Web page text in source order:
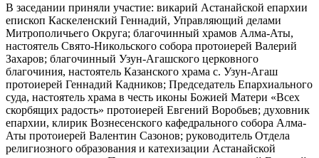
В заседании приняли участие: викарий Астанайской епархии
епископ Каскеленский Геннадий, Управляющий делами
Митрополичьего Округа; благочинный храмов Алма-Аты,
настоятель Свято-Никольского собора протоиерей Валерий
Захаров; благочинный Узун-Агашского церковного
благочиния, настоятель Казанского храма с. Узун-Агаш
протоиерей Геннадий Кадников; Председатель Епархиального
суда, настоятель храма в честь иконы Божией Матери «Всех
скорбящих радость» протоиерей Евгений Воробьев; духовник
епархии, клирик Вознесенского кафедрального собора Алма-
Аты протоиерей Валентин Сазонов; руководитель Отдела
религиозного образования и катехизации Астанайской